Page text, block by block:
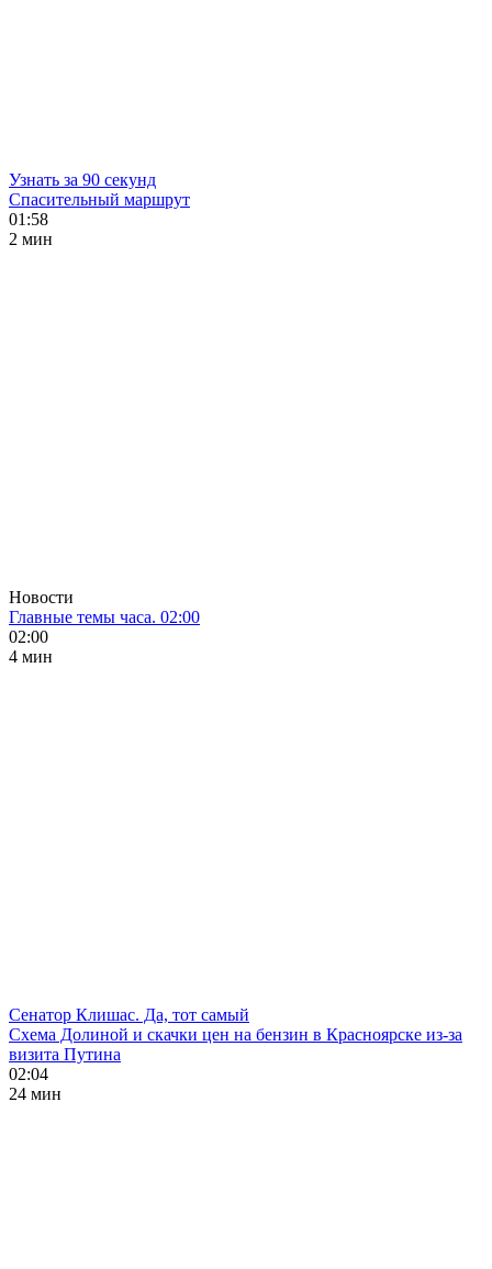
Узнать за 90 секунд
Спасительный маршрут
01:58
2 мин
Новости
Главные темы часа. 02:00
02:00
4 мин
Сенатор Клишас. Да, тот самый
Схема Долиной и скачки цен на бензин в Красноярске из-за
визита Путина
02:04
24 мин